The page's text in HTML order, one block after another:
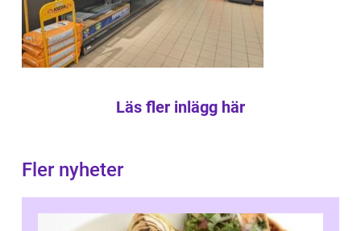
Läs fler inlägg här
Fler nyheter